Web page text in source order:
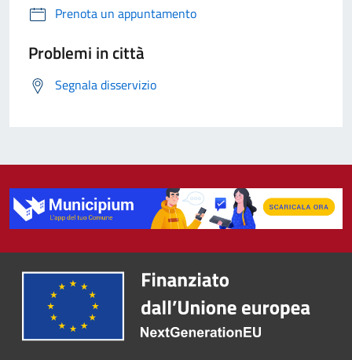
Prenota un appuntamento
Problemi in città
Segnala disservizio